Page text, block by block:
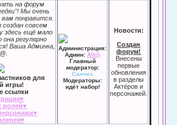
на форум
Мы очень
понравится.
совсем
здесь ещё мало
регулярно
Ваша Админка,
для
игры!
ссылки
ролей♥
Администрация:
Админ: Alt@
Главный
модератор:
Санчес
Модераторы:
идёт набор!
Новости:
Создан
форум!
Внесены
первые
обновления
в разделы
Актёров и
персонажей.